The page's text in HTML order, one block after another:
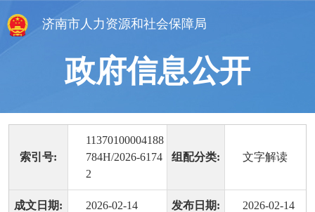
济南市人力资源和社会保障局
政府信息公开
索引号:
11370100004188
784H/2026-6174
2
组配分类: 文字解读
成文日期: 2026-02-14 发布日期: 2026-02-14